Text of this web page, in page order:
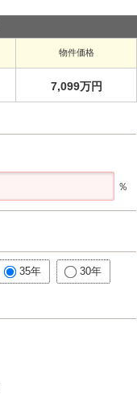
物件価格
7,099万円
％
35年 30年